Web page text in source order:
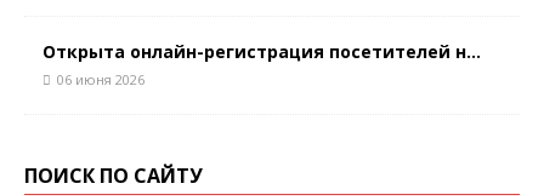
Открыта онлайн-регистрация посетителей н...
06 июня 2026
ПОИСК ПО САЙТУ